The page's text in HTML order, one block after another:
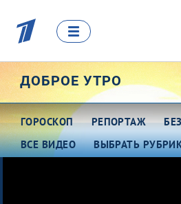
ДОБРОЕ УТРО
ГОРОСКОП РЕПОРТАЖ
ВСЕ ВИДЕО
ВЫБРАТЬ